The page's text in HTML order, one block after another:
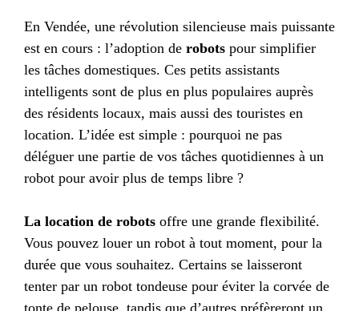
En Vendée, une révolution silencieuse mais puissante
est en cours : l’adoption de robots pour simplifier
les tâches domestiques. Ces petits assistants
intelligents sont de plus en plus populaires auprès
des résidents locaux, mais aussi des touristes en
location. L’idée est simple : pourquoi ne pas
déléguer une partie de vos tâches quotidiennes à un
robot pour avoir plus de temps libre ?
La location de robots offre une grande flexibilité.
Vous pouvez louer un robot à tout moment, pour la
durée que vous souhaitez. Certains se laisseront
tenter par un robot tondeuse pour éviter la corvée de
tonte de pelouse, tandis que d’autres préfèreront un